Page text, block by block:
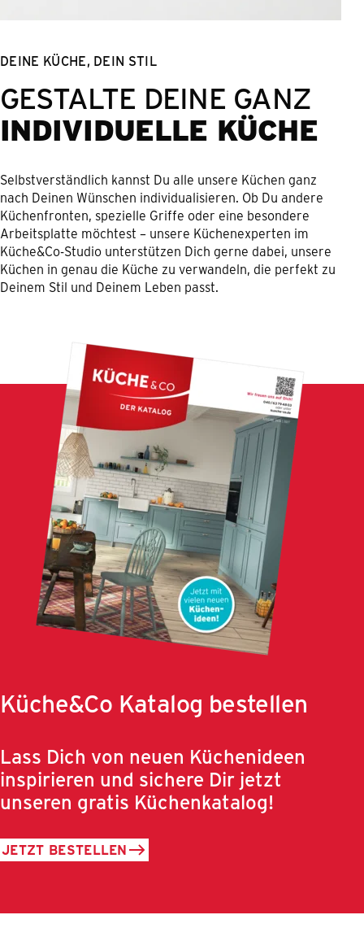
DEINE KÜCHE, DEIN STIL
GESTALTE DEINE GANZ
INDIVIDUELLE KÜCHE
Selbstverständlich kannst Du alle unsere Küchen ganz
nach Deinen Wünschen individualisieren. Ob Du andere
Küchenfronten, spezielle Griffe oder eine besondere
Arbeitsplatte möchtest – unsere Küchenexperten im
Küche&Co-Studio unterstützen Dich gerne dabei, unsere
Küchen in genau die Küche zu verwandeln, die perfekt zu
Deinem Stil und Deinem Leben passt.
Küche&Co Katalog bestellen
Lass Dich von neuen Küchenideen
inspirieren und sichere Dir jetzt
unseren gratis Küchenkatalog!
JETZT BESTELLEN